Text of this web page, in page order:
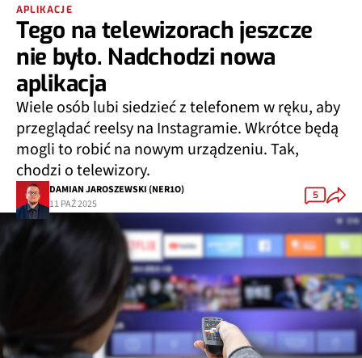
APLIKACJE
Tego na telewizorach jeszcze
nie było. Nadchodzi nowa
aplikacja
Wiele osób lubi siedzieć z telefonem w ręku, aby
przeglądać reelsy na Instagramie. Wkrótce będą
mogli to robić na nowym urządzeniu. Tak,
chodzi o telewizory.
DAMIAN JAROSZEWSKI (NER1O)
11 PAŹ 2025
5